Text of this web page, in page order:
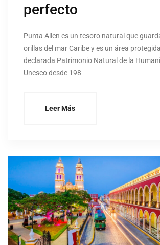
perfecto
Punta Allen es un tesoro natural que
orillas del mar Caribe y es un área
declarada Patrimonio Natural de la
Unesco desde 198
Leer Más